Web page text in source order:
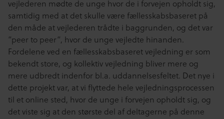
vejlederen mødte de unge hvor de i forvejen opholdt sig,
samtidig med at det skulle være fællesskabsbaseret på
den måde at vejlederen trådte i baggrunden, og det var
”peer to peer”, hvor de unge vejledte hinanden.
Fordelene ved en fællesskabsbaseret vejledning er som
bekendt store, og kollektiv vejledning bliver mere og
mere udbredt indenfor bl.a. uddannelsesfeltet. Det nye i
dette projekt var, at vi flyttede hele vejledningsprocessen
til et online sted, hvor de unge i forvejen opholdt sig, og
det viste sig at den største del af deltagerne på denne